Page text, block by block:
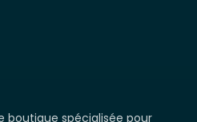
boutique spécialisée pour